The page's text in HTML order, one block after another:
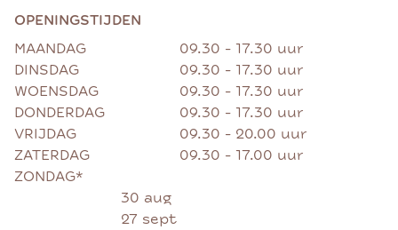
OPENINGSTIJDEN
MAANDAG
09.30 - 17.30 uur
DINSDAG
09.30 - 17.30 uur
WOENSDAG
09.30 - 17.30 uur
DONDERDAG
09.30 - 17.30 uur
VRIJDAG
09.30 - 20.00 uur
ZATERDAG
09.30 - 17.00 uur
ZONDAG*
30 aug
27 sept